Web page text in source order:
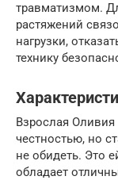
травматизмом.
растяжений
нагрузки,
технику
Взрослая
честностью, но
не обидеть. Это
обладает